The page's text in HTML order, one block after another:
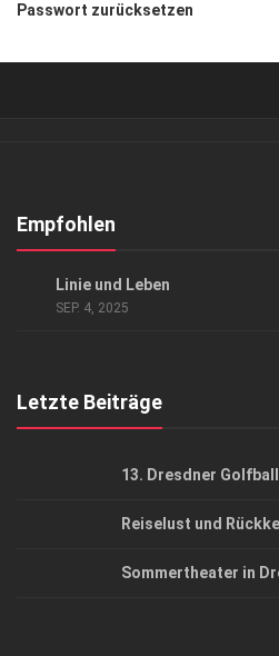
Passwort zurücksetzen
Kontakt, Impressum
Empfohlen
Linie und Leben
SEP. 4, 2025
Letzte Beiträge
13. Dresdner
Reiselust und
Sommertheater in